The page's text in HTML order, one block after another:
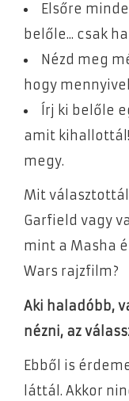
Elsőre
belőle... csak
Nézd meg
hogy
Írj ki belőle
amit kihallottál!
megy.
Mit
Garfield vagy
mint a Masha
Wars rajzfilm?
Aki haladóbb,
nézni, az
Ebből is
láttál. Akkor